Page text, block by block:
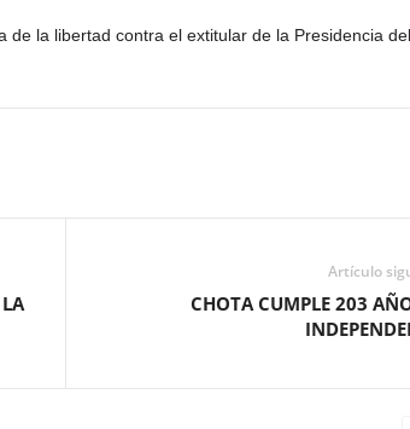
de la libertad contra el extitular de la Presidencia del
Artículo
CHOTA CUMPLE 203